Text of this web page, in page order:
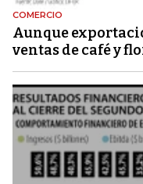
COMERCIO
Aunque
ventas de café y